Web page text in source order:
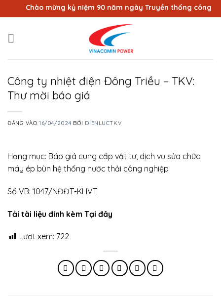
qua
dung
Chào mừng kỷ niệm 90 năm ngày Truyền thống công
Công ty nhiệt điện Đông Triều – TKV:
Thư mời báo giá
ĐĂNG VÀO16/04/2024 BỞI DIENLUCTKV
Hạng mục: Báo giá cung cấp vật tư, dịch vụ sửa chữa
máy ép bùn hệ thống nước thải công nghiệp
Số VB: 1047/NĐĐT-KHVT
Tải tài liệu đính kèm Tại đây
Lượt xem: 722